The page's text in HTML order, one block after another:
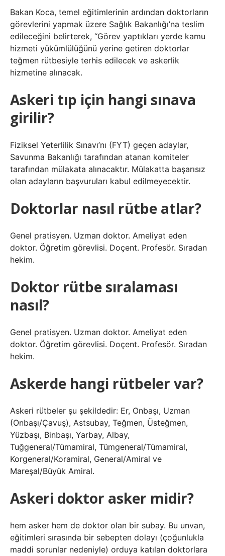
Bakan Koca, temel eğitimlerinin ardından doktorların
görevlerini yapmak üzere Sağlık Bakanlığı’na teslim
edileceğini belirterek, “Görev yaptıkları yerde kamu
hizmeti yükümlülüğünü yerine getiren doktorlar
teğmen rütbesiyle terhis edilecek ve askerlik
hizmetine alınacak.
Askeri tıp için hangi sınava
girilir?
Fiziksel Yeterlilik Sınavı’nı (FYT) geçen adaylar,
Savunma Bakanlığı tarafından atanan komiteler
tarafından mülakata alınacaktır. Mülakatta başarısız
olan adayların başvuruları kabul edilmeyecektir.
Doktorlar nasıl rütbe atlar?
Genel pratisyen. Uzman doktor. Ameliyat eden
doktor. Öğretim görevlisi. Doçent. Profesör. Sıradan
hekim.
Doktor rütbe sıralaması
nasıl?
Genel pratisyen. Uzman doktor. Ameliyat eden
doktor. Öğretim görevlisi. Doçent. Profesör. Sıradan
hekim.
Askerde hangi rütbeler var?
Askeri rütbeler şu şekildedir: Er, Onbaşı, Uzman
(Onbaşı/Çavuş), Astsubay, Teğmen, Üsteğmen,
Yüzbaşı, Binbaşı, Yarbay, Albay,
Tuğgeneral/Tümamiral, Tümgeneral/Tümamiral,
Korgeneral/Koramiral, General/Amiral ve
Mareşal/Büyük Amiral.
Askeri doktor asker midir?
hem asker hem de doktor olan bir subay. Bu unvan,
eğitimleri sırasında bir sebepten dolayı (çoğunlukla
maddi sorunlar nedeniyle) orduya katılan doktorlara